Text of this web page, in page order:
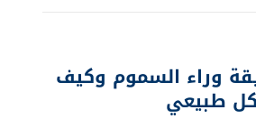
وراء السموم وكيف
طبيعي